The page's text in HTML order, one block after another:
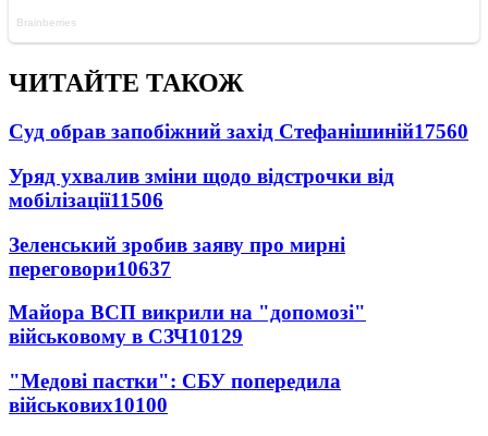
ЧИТАЙТЕ ТАКОЖ
Суд обрав запобіжний захід Стефанішиній17560
Уряд ухвалив зміни щодо відстрочки від
мобілізації11506
Зеленський зробив заяву про мирні
переговори10637
Майора ВСП викрили на "допомозі"
військовому в СЗЧ10129
"Медові пастки": СБУ попередила
військових10100